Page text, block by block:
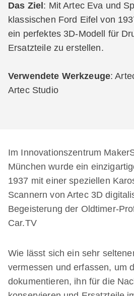
Das Ziel : Mit Artec Eva und
klassischen Ford Eifel von
ein perfektes 3D-Modell für
Ersatzteile zu erstellen.
Verwendete Werkzeuge:
Artec Studio
Im Innovationszentrum
München wurde ein
1937 mit einer speziellen
Scannern von Artec 3D
Begeisterung der Oldtimer-
Car.TV
Wie lässt sich ein sehr
vermessen und erfassen, um
dokumentieren, ihn für die